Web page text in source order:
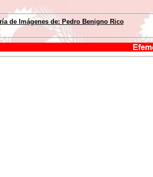
de Imágenes de: Pedro Benigno Rico